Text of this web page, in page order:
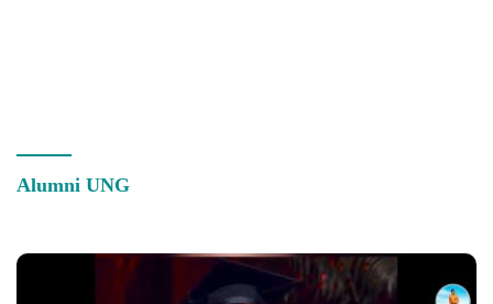
Alumni UNG